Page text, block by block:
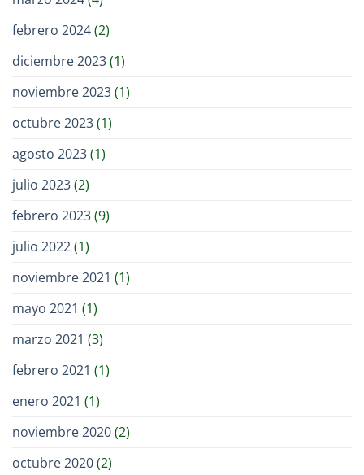
febrero 2024(2)
diciembre 2023(1)
noviembre 2023(1)
octubre 2023(1)
agosto 2023(1)
julio 2023(2)
febrero 2023(9)
julio 2022(1)
noviembre 2021 (1)
mayo 2021 (1)
marzo 2021 (3)
febrero 2021 (1)
enero 2021 (1)
noviembre 2020(2)
octubre 2020(2)